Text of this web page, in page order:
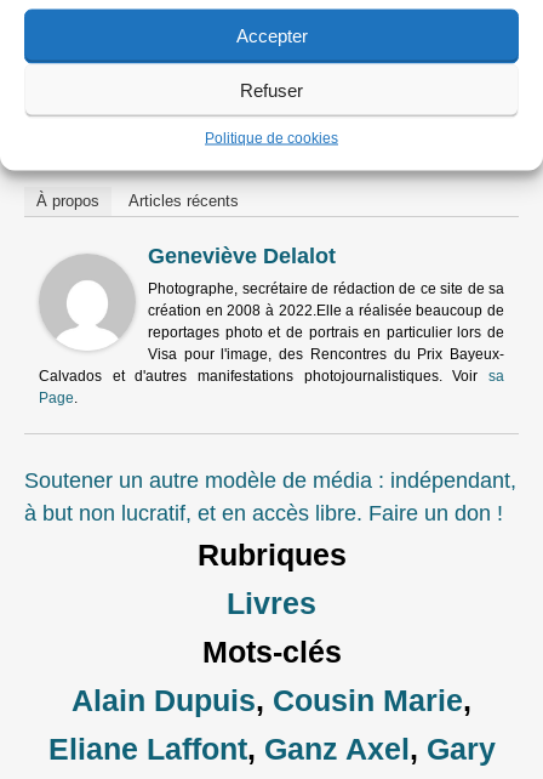
Accepter
Refuser
Politique de cookies
Dernière révision le lundi 27 octobre 2025 7:01
À propos Articles récents
Geneviève Delalot
Photographe, secrétaire de rédaction de ce site de sa
création en 2008 à 2022.Elle a réalisée beaucoup de
reportages photo et de portrais en particulier lors de
Visa pour l'image, des Rencontres du Prix Bayeux-
Calvados et d'autres manifestations photojournalistiques. Voir sa
Page.
Soutener un autre modèle de média : indépendant,
à but non lucratif, et en accès libre. Faire un don !
Rubriques
Livres
Mots-clés
Alain Dupuis, Cousin Marie,
Eliane Laffont, Ganz Axel, Gary